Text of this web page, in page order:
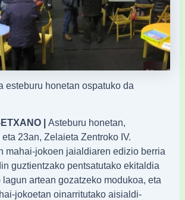
esteburu honetan ospatuko da
|Asteburu honetan,
23an, Zelaieta Zentroko IV.
mahai-jokoen jaialdiaren edizio berria
guztientzako pentsatutako ekitaldia
artean gozatzeko modukoa, eta
jokoetan oinarritutako aisialdi-